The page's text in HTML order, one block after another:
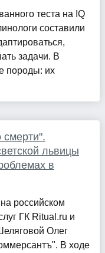
теста на IQ
составили
задачи. В
породы: их
смерти".
львицы
в
российском
ГК Ritual.ru и
Олег
В ходе